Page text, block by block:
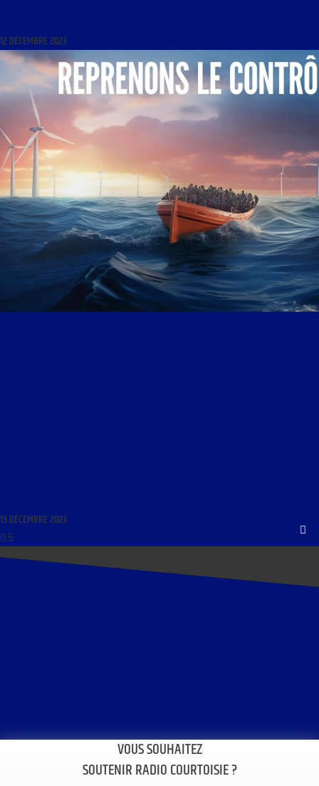
12 DÉCEMBRE 2023
13 DÉCEMBRE 2023
VOUS SOUHAITEZ
SOUTENIR RADIO COURTOISIE ?